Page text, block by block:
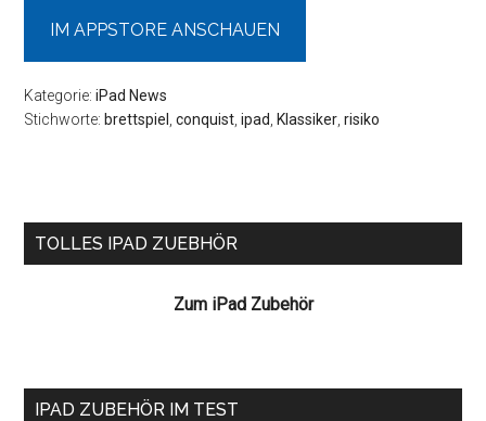
IM APPSTORE ANSCHAUEN
Kategorie:iPad News
Stichworte: brettspiel ,conquist ,ipad Klassiker ,risiko
Seitenspalte
TOLLES IPAD ZUEBHÖR
Zum iPad Zubehör
IPAD ZUBEHÖR IM TEST